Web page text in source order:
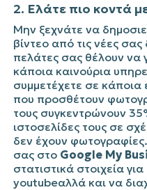
2. Ελάτε πιο κοντά
Μην ξεχνάτε να
βίντεο από τις νέες
πελάτες σας θέλουν να
κάποια καινούρια
συμμετέχετε σε κάποια
που προσθέτουν
τους συγκεντρώνουν
ιστοσελίδες τους σε
δεν έχουν
σας στο Google My
στατιστικά στοιχεία
youtubeαλλά και να